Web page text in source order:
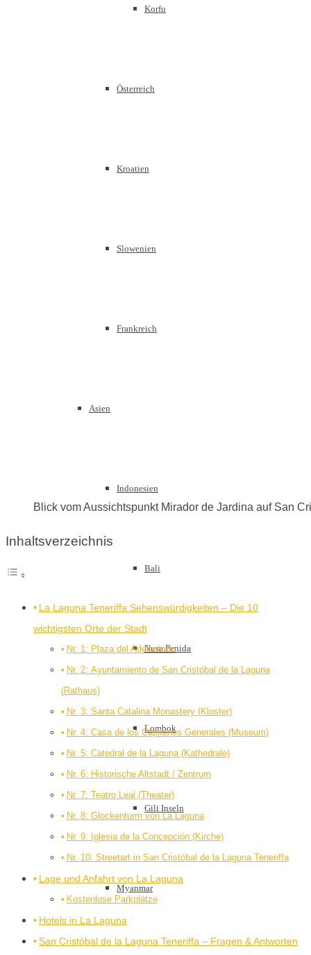
Korfu
Österreich
Kroatien
Slowenien
Frankreich
Asien
Indonesien
Bali
Nusa Penida
Lombok
Gili Inseln
Myanmar
Blick vom Aussichtspunkt Mirador de Jardina auf San
Inhaltsverzeichnis
La Laguna Teneriffa Sehenswürdigkeiten – Die 10
wichtigsten Orte der Stadt
Nr. 1: Plaza del Adelantado
Nr. 2: Ayuntamiento de San Cristóbal de la Laguna
(Rathaus)
Nr. 3: Santa Catalina Monastery (Kloster)
Nr. 4: Casa de los Capitanes Generales (Museum)
Nr. 5: Catedral de la Laguna (Kathedrale)
Nr. 6: Historische Altstadt / Zentrum
Nr. 7: Teatro Leal (Theater)
Nr. 8: Glockenturm von La Laguna
Nr. 9: Iglesia de la Concepción (Kirche)
Nr. 10: Streetart in San Cristóbal de la Laguna Teneriffa
Lage und Anfahrt von La Laguna
Kostenlose Parkplätze
Hotels in La Laguna
San Cristóbal de la Laguna Teneriffa – Fragen & Antworten